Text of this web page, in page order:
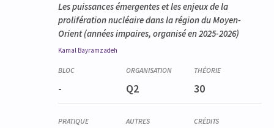
Les puissances émergentes et les enjeux de la
prolifération nucléaire dans la région du Moyen-
Orient(années impaires, organisé en 2025-2026)
Kamal Bayramzadeh
- Q2 30